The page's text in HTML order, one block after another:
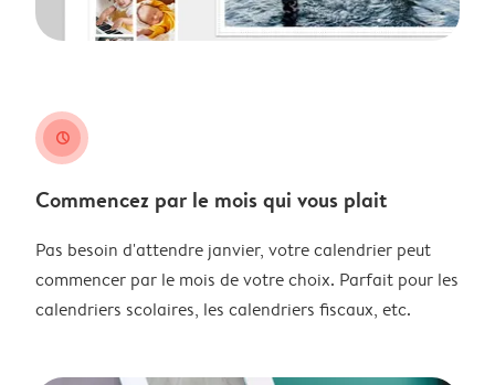
clock
Commencez par le mois qui vous plait
Pas besoin d'attendre janvier, votre calendrier peut
commencer par le mois de votre choix. Parfait pour les
calendriers scolaires, les calendriers fiscaux, etc.